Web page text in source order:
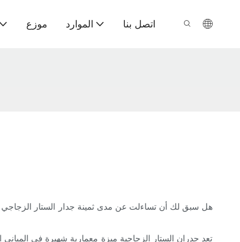
موزع الموارد اتصل بنا
هل سبق لك أن تساءلت عن مدى ثمينة جدار الستار الزجاجي
تعد جدران الستار الزجاجية ميزة معمارية شهيرة في المباني